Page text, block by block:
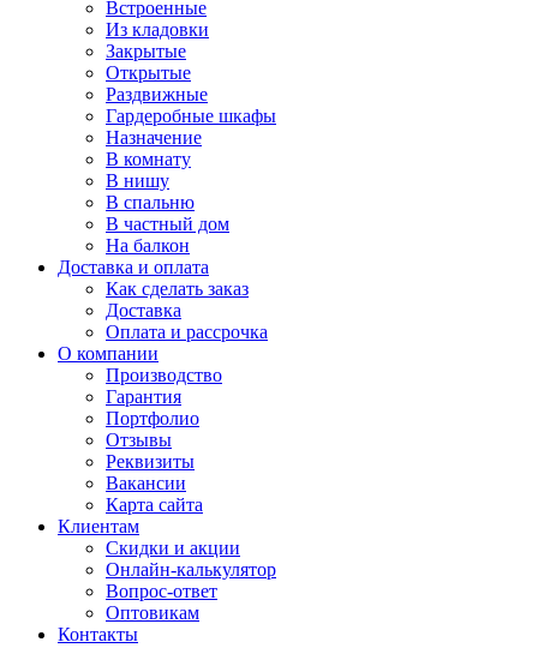
Встроенные
Из кладовки
Закрытые
Открытые
Раздвижные
Гардеробные шкафы
Назначение
В комнату
В нишу
В спальню
В частный дом
На балкон
Доставка и оплата
Как сделать заказ
Доставка
Оплата и рассрочка
О компании
Производство
Гарантия
Портфолио
Отзывы
Реквизиты
Вакансии
Карта сайта
Клиентам
Скидки и акции
Онлайн-калькулятор
Вопрос-ответ
Оптовикам
Контакты